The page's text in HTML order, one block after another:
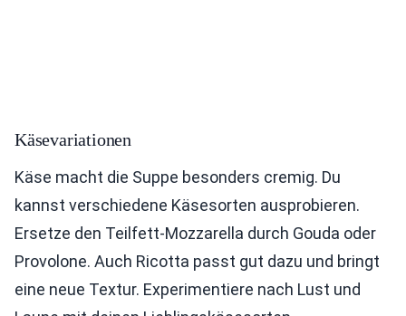
Käsevariationen
Käse macht die Suppe besonders cremig. Du
kannst verschiedene Käsesorten ausprobieren.
Ersetze den Teilfett-Mozzarella durch Gouda oder
Provolone. Auch Ricotta passt gut dazu und bringt
eine neue Textur. Experimentiere nach Lust und